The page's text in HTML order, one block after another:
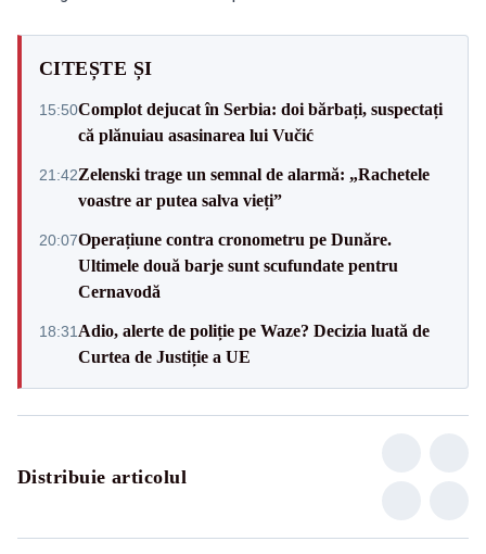
CITEȘTE ȘI
15:50Complot dejucat în Serbia: doi bărbați, suspectați
că plănuiau asasinarea lui Vučić
21:42Zelenski trage un semnal de alarmă: „Rachetele
voastre ar putea salva vieți”
20:07Operațiune contra cronometru pe Dunăre.
Ultimele două barje sunt scufundate pentru
Cernavodă
18:31 Adio, alerte de poliție pe Waze? Decizia luată de
Curtea de Justiție a UE
Distribuie articolul